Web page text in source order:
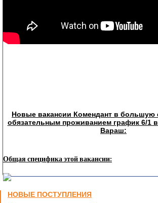
Новые вакансии Комендант в большую
обязательным проживанием график 6/1
Вараш:
Общая специфика этой вакансии:
НОВЫЕ ПОСТУПЛЕНИЯ